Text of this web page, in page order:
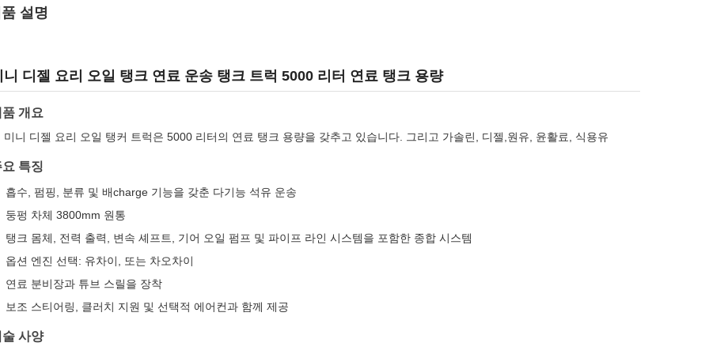
설명
니 디젤 요리 오일 탱크 연료 운송 탱크 트럭 5000 리터 연료 탱크 용량
개요
미니 디젤 요리 오일 탱커 트럭은 5000 리터의 연료 탱크 용량을 갖추고 있습니다. 그리고 가솔린, 디젤,원유, 윤활료, 식용유
특징
흡수, 펌핑, 분류 및 배charge 기능을 갖춘 다기능 석유 운송
둥펑 차체 3800mm 원통
탱크 몸체, 전력 출력, 변속 셰프트, 기어 오일 펌프 및 파이프 라인 시스템을 포함한 종합 시스템
옵션 엔진 선택: 유차이, 또는 차오차이
연료 분비장과 튜브 스릴을 장착
보조 스티어링, 클러치 지원 및 선택적 에어컨과 함께 제공
술 사양